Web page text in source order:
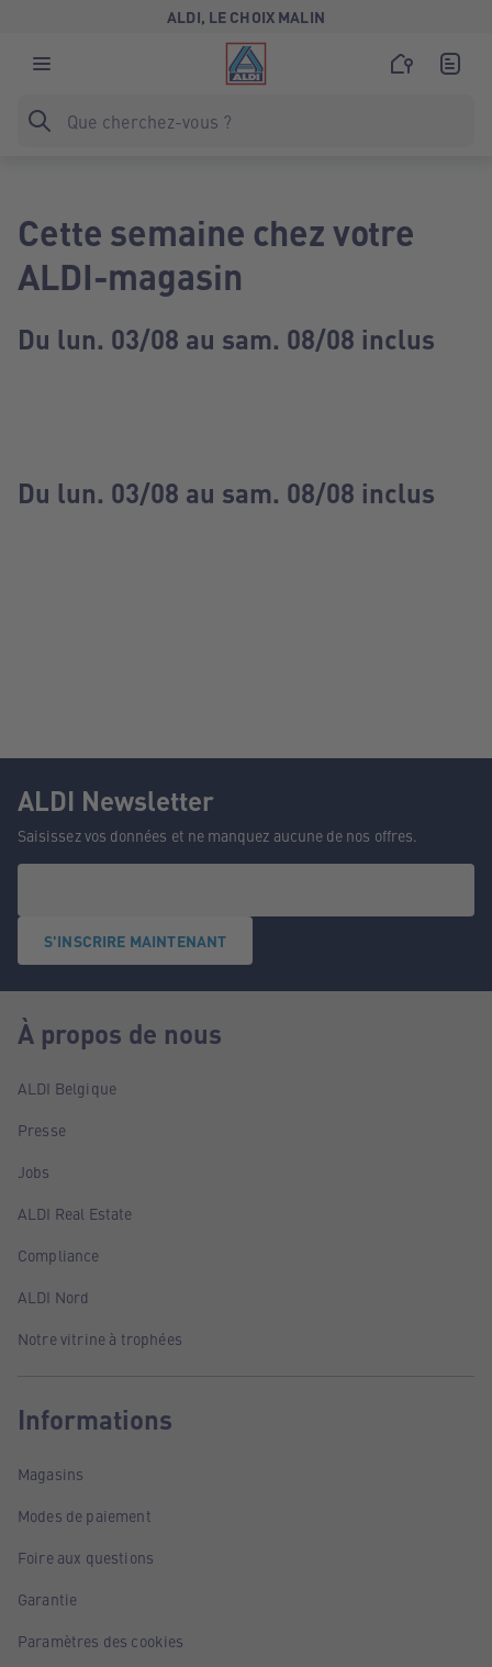
ALDI, LE CHOIX MALIN
Cette semaine chez votre
ALDI-magasin
Du lun. 03/08 au sam. 08/08 inclus
Du lun. 03/08 au sam. 08/08 inclus
ALDI Newsletter
Saisissez vos données et ne manquez aucune de nos offres.
S'INSCRIRE MAINTENANT
À propos de nous
ALDI Belgique
Presse
Jobs
ALDI Real Estate
Compliance
ALDI Nord
Notre vitrine à trophées
Informations
Magasins
Modes de paiement
Foire aux questions
Garantie
Paramètres des cookies